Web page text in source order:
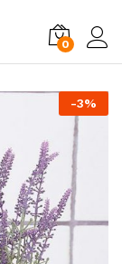
0
-3%